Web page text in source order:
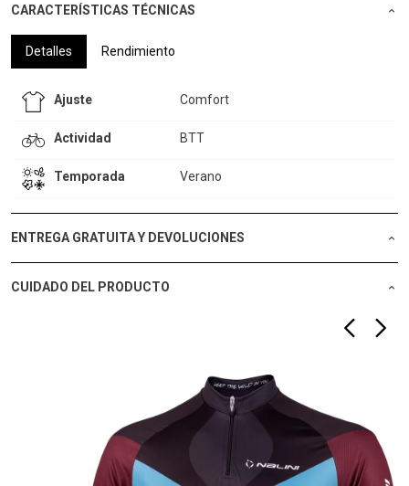
CARACTERÍSTICAS TÉCNICAS
Detalles Rendimiento
Ajuste Comfort
Actividad BTT
Temporada Verano
ENTREGA GRATUITA Y DEVOLUCIONES
CUIDADO DEL PRODUCTO